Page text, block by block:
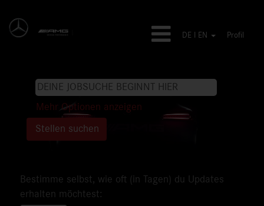
DE I EN Profil
Mehr Optionen anzeigen
Bestimme selbst, wie oft (in Tagen) du Updates
erhalten möchtest: